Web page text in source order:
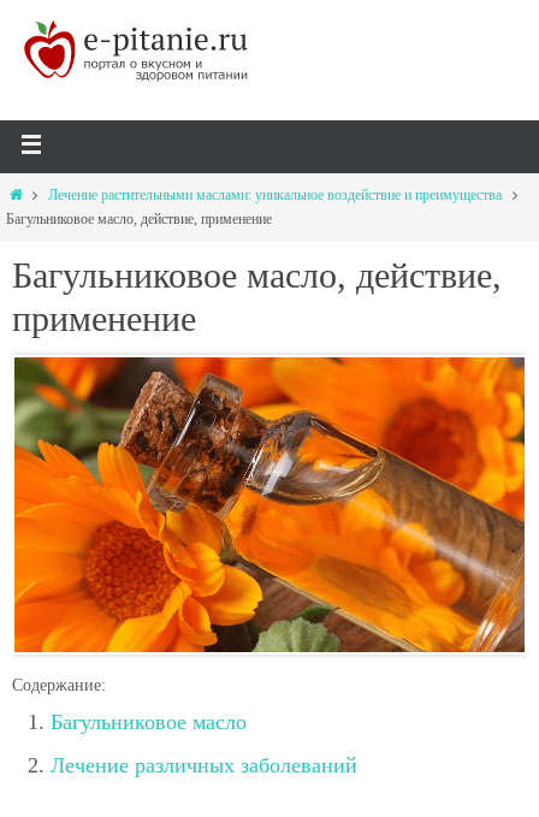
Лечение растительными маслами: уникальное воздействие и преимущества
Багульниковое масло, действие, применение
Багульниковое масло, действие,
применение
Содержание:
Багульниковое масло
Лечение различных заболеваний